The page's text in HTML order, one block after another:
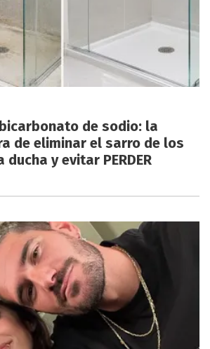
de sodio: la
de eliminar el sarro de los
y evitar PERDER